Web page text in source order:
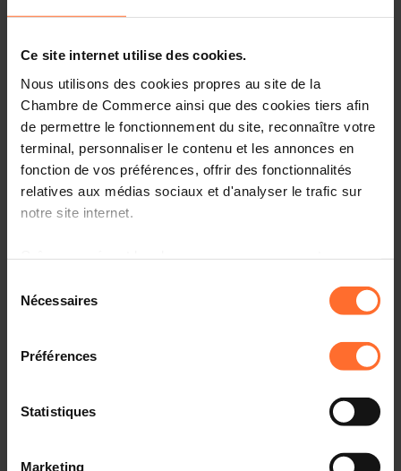
Ce site internet utilise des cookies.
Nous utilisons des cookies propres au site de la
Chambre de Commerce ainsi que des cookies tiers afin
de permettre le fonctionnement du site, reconnaître votre
terminal, personnaliser le contenu et les annonces en
fonction de vos préférences, offrir des fonctionnalités
relatives aux médias sociaux et d'analyser le trafic sur
notre site internet.
à l’exception des cookies strictement nécessaires au
fonctionnement du site. Une description des différents
cookies est accessible sous l’onglet « Détails » ci-
dessus.
Il est précisé que la navigation sur le site et certaines
fonctionnalités (ex : lecture de vidéos, partage sur les
Nécessaires
Préférences
Statistiques
Marketing
Partager cet article
Le mariage, le partenariat et l’union libre sont
comparables aux trois maisons (en pierres, en bois, en